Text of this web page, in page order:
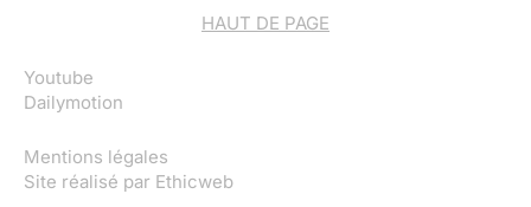
HAUT DE PAGE
Youtube
Dailymotion
Mentions légales
Site réalisé par Ethicweb